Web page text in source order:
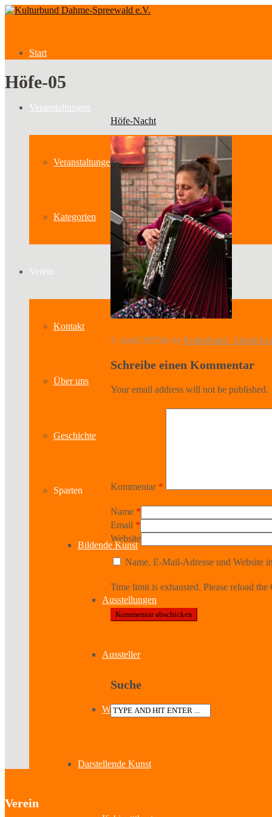
Start
Veranstaltungen
Veranstaltungen
Kategorien
Verein
Kontakt
Über uns
Geschichte
Sparten
Bildende Kunst
Ausstellungen
Aussteller
Workshops
Darstellende Kunst
Höfe-05
Höfe-Nacht
3. April 2015in by Kulturbund_Admin
Schreibe einen Kommentar
Your email address will not be published.
Kommentar *
Name *
Email *
Website
Name, E-Mail-Adresse und Website
Time limit is exhausted. Please reload
Suche
Verein